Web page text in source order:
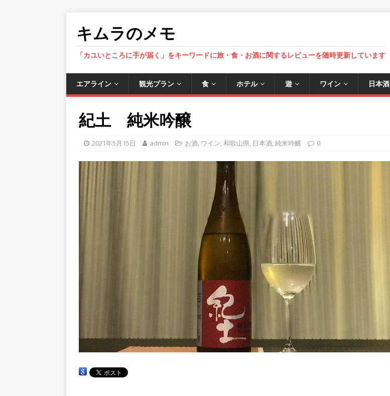
キムラのメモ
「カユいところに手が届く」をキーワードに旅・食・お酒に関するレビューを随時更新しています
エアライン 観光プラン 食 ホテル 遊 ワイン 日本酒
紀土 純米吟醸
2021年5月15日 admin お酒, ワイン,和歌山県, 日本酒,純米吟醸 0